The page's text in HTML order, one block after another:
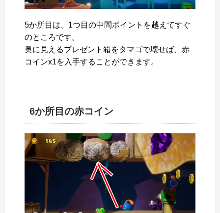
5か所目は、1つ目の中間ポイントを越えてすぐ
のところです。
奥に見えるプレゼント箱をタマゴで壊せば、赤
コインx1を入手することができます。
6か所目の赤コイン